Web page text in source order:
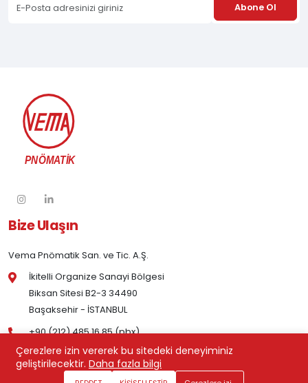
Abone Ol
Bize Ulaşın
Vema Pnömatik San. ve Tic. A.Ş.
İkitelli Organize Sanayi Bölgesi
Biksan Sitesi B2-3 34490
Başaksehir - İSTANBUL
+90 (212) 485 16 85 (pbx)
Kurumsal
Çerezlere izin vererek bu sitedeki deneyiminiz
geliştirilecektir. Daha fazla bilgi